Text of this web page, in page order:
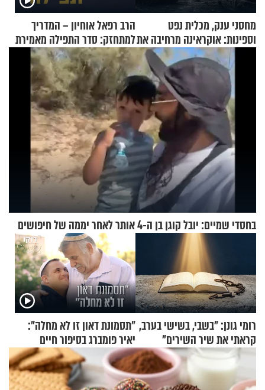
מחסני ענק, מכלית נפט
וספינות: אוקראינה מרחיבה את
התקיפות בעומק רוסיה
הרב רפאל אוחיון – המדריך
למתחזק: סדר התפילה מאמירת
הקורבנות ועד קריאת שמע
בחסדי שמיים: יובל קוגן בן ה-4 אותר לאחר יממה של חיפושים
רומי גונן: "בשבי, בשישי בערב,
קראתי את שיר השירים"
"תסמונת דאון זו לא מחלה":
יאיר פומברג בסיפור חיים
מעורר השראה